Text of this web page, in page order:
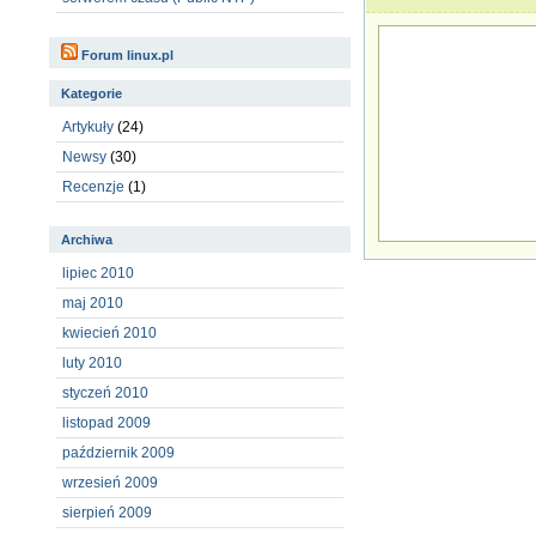
Forum linux.pl
Kategorie
Artykuły (24)
Newsy (30)
Recenzje (1)
Archiwa
lipiec 2010
maj 2010
kwiecień 2010
luty 2010
styczeń 2010
listopad 2009
październik 2009
wrzesień 2009
sierpień 2009